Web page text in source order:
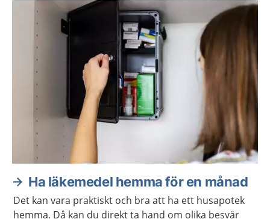
Ha läkemedel hemma för en månad
Det kan vara praktiskt och bra att ha ett husapotek
hemma. Då kan du direkt ta hand om olika besvär